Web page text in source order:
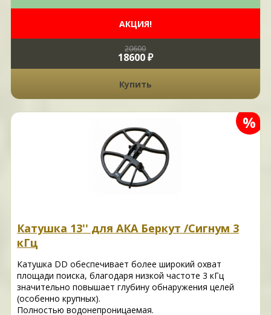
АКЦИЯ!
20600
18600 ₽
Купить
%
Катушка 13'' для АКА Беркут /Сигнум 3
кГц
Катушка DD обеспечивает более широкий охват
площади поиска, благодаря низкой частоте 3 кГц
значительно повышает глубину обнаружения целей
(особенно крупных).
Полностью водонепроницаемая.